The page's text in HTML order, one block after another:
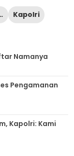
Prabowo Kapolri
Namanya
Pengamanan
Kapolri: Kami